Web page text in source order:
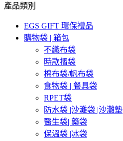
產品類別
EGS GIFT 環保禮品
購物袋 | 箱包
不織布袋
時款摺袋
棉布袋/帆布袋
食物袋 | 餐具袋
RPET袋
防水袋 |沙灘袋 |沙灘墊
醫生袋| 藥袋
保溫袋 |冰袋